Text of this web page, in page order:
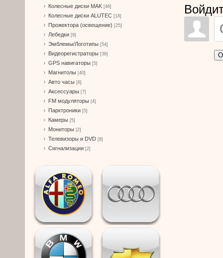
Колесные диски MAK [46]
Колесные диски ALUTEC [18]
Прожектора (освещение) [25]
Лебедки [9]
Эмблемы/Логотипы [54]
Видеорегистраторы [39]
GPS навигаторы [5]
Магнитолы [40]
Авто часы [8]
Аксессуары [7]
FM модуляторы [4]
Парктроники [5]
Камеры [5]
Мониторы [2]
Телевизоры и DVD [8]
Сигнализации [2]